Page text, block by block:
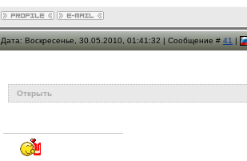
Дата: Воскресенье, 30.05.2010, 01:41:32 | Сообщение #41|
Открыть